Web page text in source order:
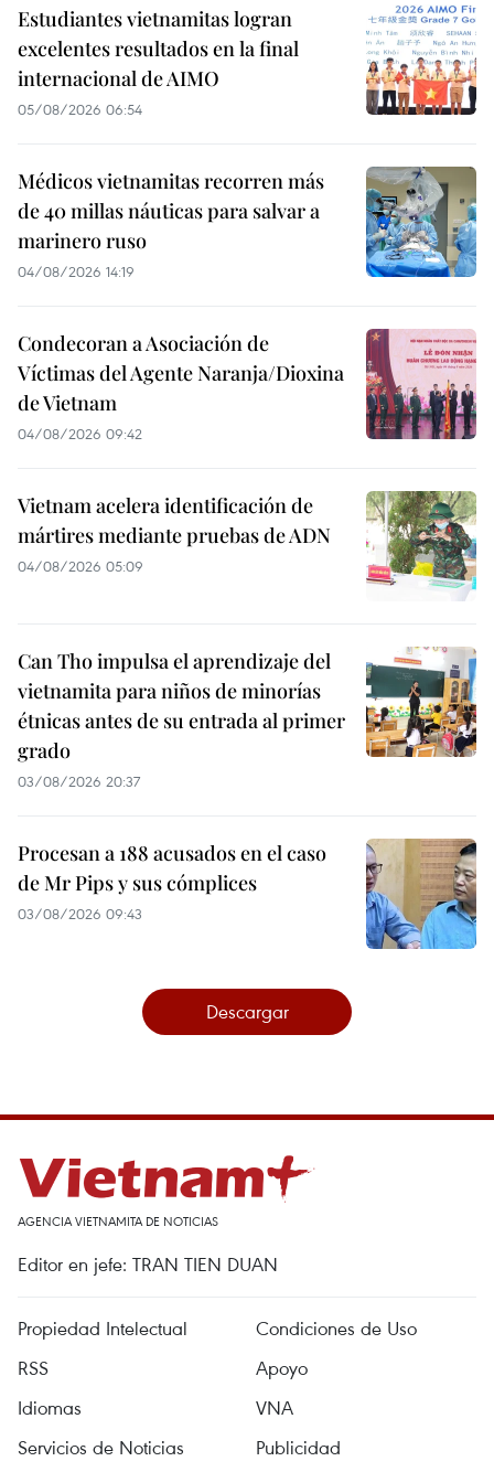
Estudiantes vietnamitas logran
excelentes resultados en la final
internacional de AIMO
05/08/2026 06:54
Médicos vietnamitas recorren más
de 40 millas náuticas para salvar a
marinero ruso
04/08/2026 14:19
Condecoran a Asociación de
Víctimas del Agente Naranja/Dioxina
de Vietnam
04/08/2026 09:42
Vietnam acelera identificación de
mártires mediante pruebas de ADN
04/08/2026 05:09
Can Tho impulsa el aprendizaje del
vietnamita para niños de minorías
étnicas antes de su entrada al primer
grado
03/08/2026 20:37
Procesan a 188 acusados en el caso
de Mr Pips y sus cómplices
03/08/2026 09:43
Descargar
AGENCIA VIETNAMITA DE NOTICIAS
Editor en jefe: TRAN TIEN DUAN
Propiedad Intelectual
Condiciones de Uso
RSS
Apoyo
Idiomas
VNA
Servicios de Noticias
Publicidad